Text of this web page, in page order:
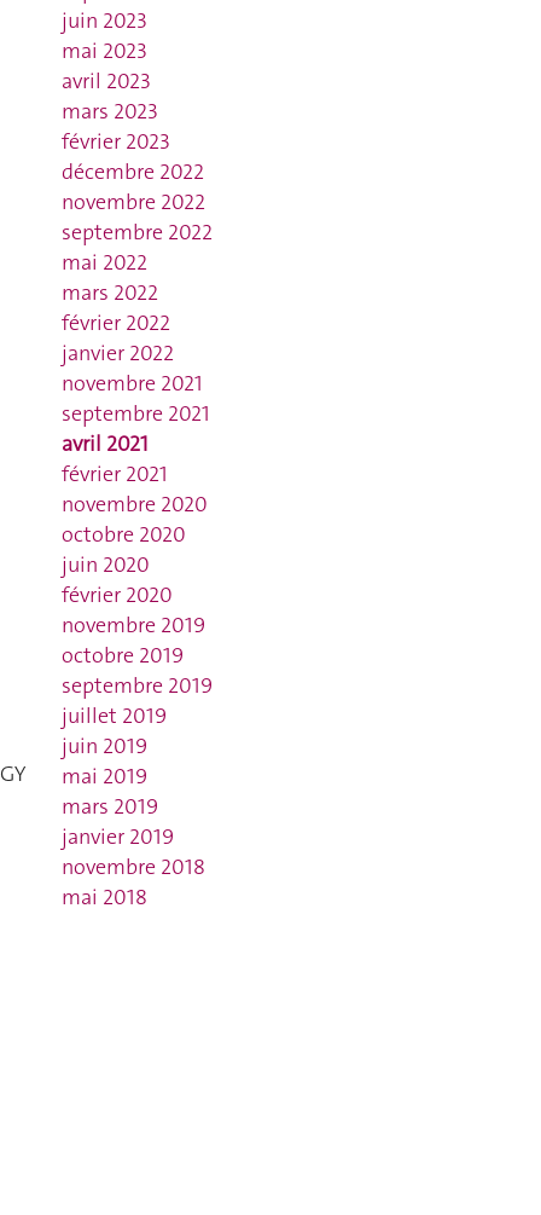
juin 2023
mai 2023
avril 2023
mars 2023
février 2023
décembre 2022
novembre 2022
septembre 2022
mai 2022
mars 2022
février 2022
janvier 2022
novembre 2021
septembre 2021
avril 2021
février 2021
novembre 2020
octobre 2020
juin 2020
février 2020
novembre 2019
octobre 2019
septembre 2019
juillet 2019
juin 2019
mai 2019
mars 2019
janvier 2019
novembre 2018
mai 2018